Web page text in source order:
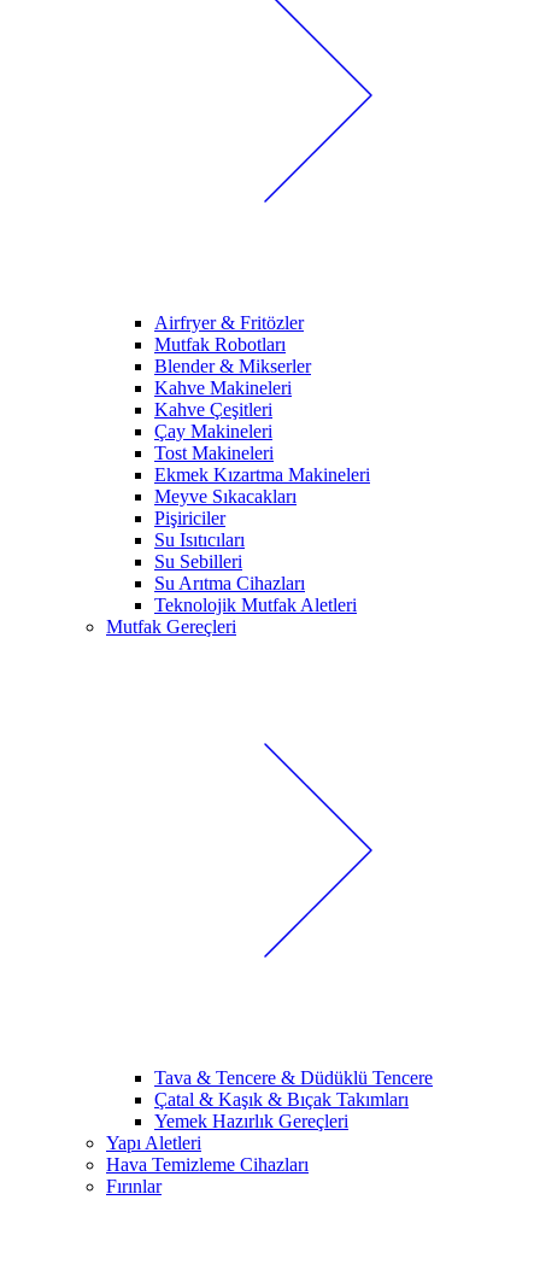
Airfryer & Fritözler
Mutfak Robotları
Blender & Mikserler
Kahve Makineleri
Kahve Çeşitleri
Çay Makineleri
Tost Makineleri
Ekmek Kızartma Makineleri
Meyve Sıkacakları
Pişiriciler
Su Isıtıcıları
Su Sebilleri
Su Arıtma Cihazları
Teknolojik Mutfak Aletleri
Mutfak Gereçleri
Tava & Tencere & Düdüklü Tencere
Çatal & Kaşık & Bıçak Takımları
Yemek Hazırlık Gereçleri
Yapı Aletleri
Hava Temizleme Cihazları
Fırınlar